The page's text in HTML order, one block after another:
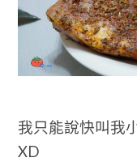
我只能說快叫我
XD